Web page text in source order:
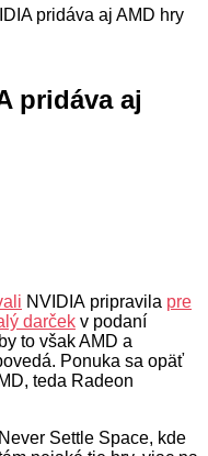
pridáva aj AMD hry
pridáva aj
NVIDIA pripravila pre
darček v podaní
to však AMD a
Ponuka sa opäť
teda Radeon
Settle Space, kde